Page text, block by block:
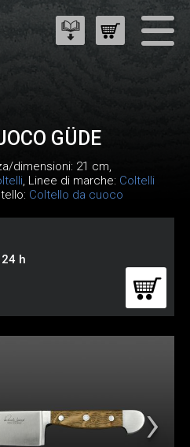
GÜDE
dimensioni: 21 cm,
, Linee di marche: Coltelli
Coltello da cuoco
h